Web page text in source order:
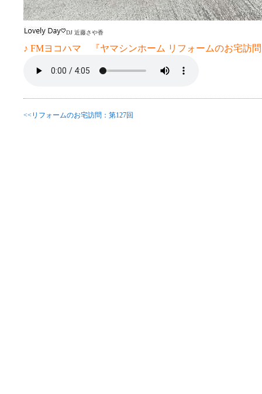
DJ 近藤さや香
♪ FMヨコハマ 『ヤマシンホーム リフォームのお宅訪
<<リフォームのお宅訪問：第127回